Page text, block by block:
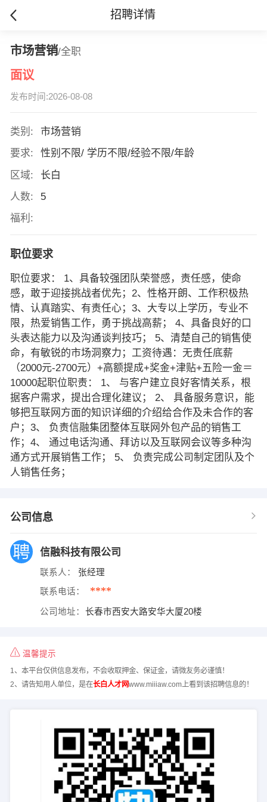
招聘详情
市场营销/全职
面议
发布时间:2026-08-08
类别:
市场营销
要求:
性别不限/ 学历不限/经验不限/年龄
区域:
长白
人数:
5
福利:
职位要求
职位要求： 1、具备较强团队荣誉感，责任感，使命
感，敢于迎接挑战者优先；2、性格开朗、工作积极热
情、认真踏实、有责任心；3、大专以上学历，专业不
限，热爱销售工作，勇于挑战高薪； 4、具备良好的口
头表达能力以及沟通谈判技巧； 5、清楚自己的销售使
命，有敏锐的市场洞察力；工资待遇：无责任底薪
（2000元-2700元）+高额提成+奖金+津贴+五险一金＝
10000起职位职责： 1、 与客户建立良好客情关系，根
据客户需求，提出合理化建议； 2、 具备服务意识，能
够把互联网方面的知识详细的介绍给合作及未合作的客
户；3、 负责信融集团整体互联网外包产品的销售工
作；4、 通过电话沟通、拜访以及互联网会议等多种沟
通方式开展销售工作； 5、 负责完成公司制定团队及个
人销售任务；
公司信息
信融科技有限公司
联系人： 张经理
联系电话： ****
公司地址： 长春市西安大路安华大厦20楼
温馨提示
1、本平台仅供信息发布，不会收取押金、保证金，请微友务必谨慎！
2、请告知用人单位，是在长白人才网www.miiiaw.com上看到该招聘信息的！